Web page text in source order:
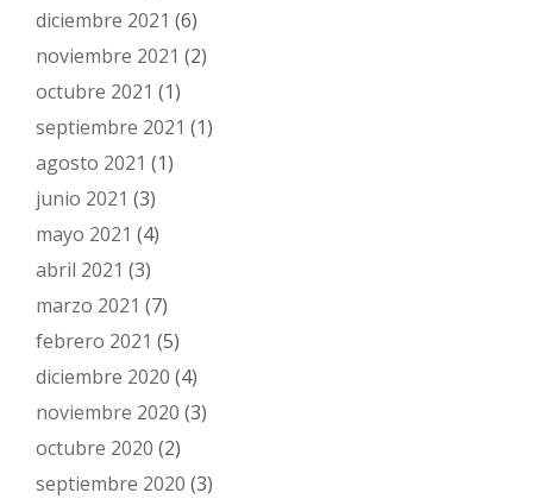
diciembre 2021 (6)
noviembre 2021 (2)
octubre 2021 (1)
septiembre 2021 (1)
agosto 2021 (1)
junio 2021 (3)
mayo 2021 (4)
abril 2021 (3)
marzo 2021 (7)
febrero 2021 (5)
diciembre 2020 (4)
noviembre 2020 (3)
octubre 2020 (2)
septiembre 2020 (3)